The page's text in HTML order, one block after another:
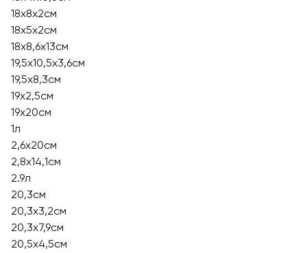
18x8x2см
18х5х2см
18х8,6х13см
19,5х10,5х3,6см
19,5х8,3см
19x2,5см
19x20см
1л
2,6х20см
2,8х14,1см
2.9л
20,3см
20,3х3,2см
20,3х7,9см
20,5х4,5см